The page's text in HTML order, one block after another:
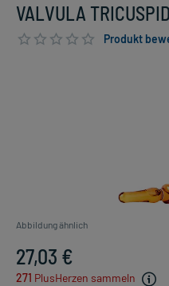
VALVULA
Produkt
Abbildung ähnlich
27,03 €
271 PlusHerzen sammeln